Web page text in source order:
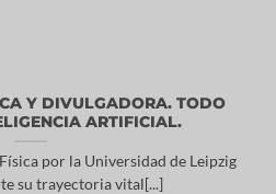
Y DIVULGADORA. TODO
ARTIFICIAL.
por la Universidad de Leipzig
su trayectoria vital[...]